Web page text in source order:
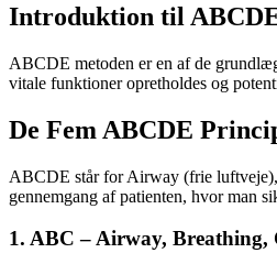
Introduktion til
ABCDE metoden er en af de
vitale funktioner opretholdes og
De Fem ABCDE
ABCDE står for Airway (frie
gennemgang af patienten, hvor man
1. ABC – Airway, Breathing,